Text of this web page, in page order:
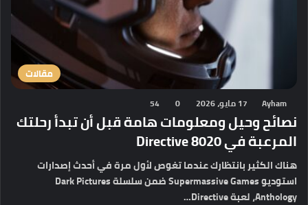
مقالات
Ayham 17 مايو، 2026 0
54
نصائح وحيل ومعلومات هامة قبل أن تبدأ رحلتك
المرعبة في Directive 8020
هناك الكثير بانتظارك عندما تغوص لأول مرة في أحدث إصدارات
استوديو Supermassive Games ضمن سلسلة Dark Pictures
Anthology، لعبة Directive…